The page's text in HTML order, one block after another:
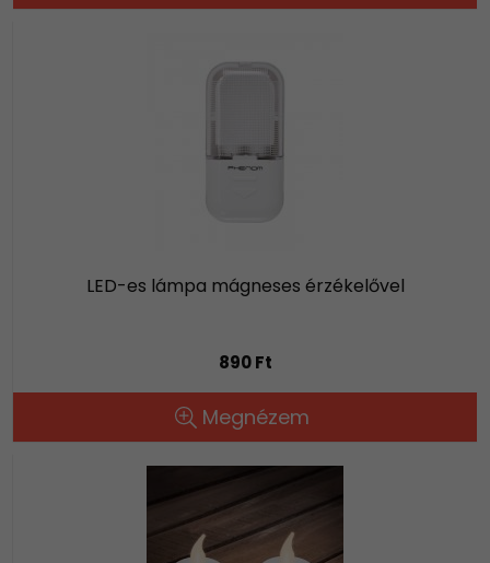
LED-es lámpa mágneses érzékelővel
890 Ft
Megnézem